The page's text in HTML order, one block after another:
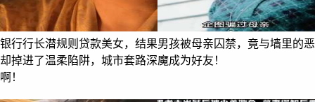
银行行长潜规则贷款美女，结果
却掉进了温柔陷阱，城市套路深
啊！
男孩被母亲囚禁，竟与墙里的恶
魔成为好友！